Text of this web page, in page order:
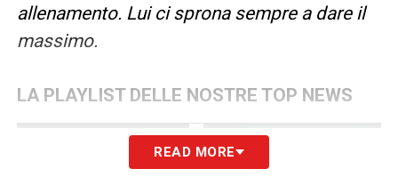
allenamento. Lui ci sprona sempre a dare il
massimo.
LA PLAYLIST DELLE NOSTRE TOP NEWS
READ MORE